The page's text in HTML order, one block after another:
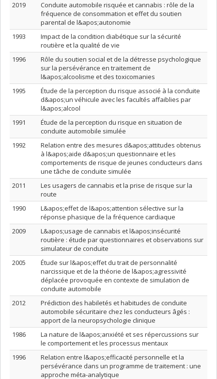
2019
Conduite automobile risquée et cannabis : rôle de la
fréquence de consommation et effet du soutien
parental de l&apos;autonomie
1993
Impact de la condition diabétique sur la sécurité
routière et la qualité de vie
1996
Rôle du soutien social et de la détresse psychologique
sur la persévérance en traitement de
l&apos;alcoolisme et des toxicomanies
1995
Étude de la perception du risque associé à la conduite
d&apos;un véhicule avec les facultés affaiblies par
l&apos;alcool
1991
Étude de la perception du risque en situation de
conduite automobile simulée
1992
Relation entre des mesures d&apos;attitudes obtenus
à l&apos;aide d&apos;un questionnaire et les
comportements de risque de jeunes conducteurs dans
une tâche de conduite simulée
2011
Les usagers de cannabis et la prise de risque sur la
route
1990
L&apos;effet de l&apos;attention sélective sur la
réponse phasique de la fréquence cardiaque
2009
L&apos;usage de cannabis et l&apos;insécurité
routière : étude par questionnaires et observations sur
simulateur de conduite
2005
Étude sur l&apos;effet du trait de personnalité
narcissique et de la théorie de l&apos;agressivité
déplacée provoquée en contexte de simulation de
conduite automobile
2012
Prédiction des habiletés et habitudes de conduite
automobile sécuritaire chez les conducteurs âgés :
apport de la neuropsychologie clinique
1986
La nature de l&apos;anxiété et ses répercussions sur
le comportement et les processus mentaux
1996
Relation entre l&apos;efficacité personnelle et la
persévérance dans un programme de traitement : une
approche méta-analytique